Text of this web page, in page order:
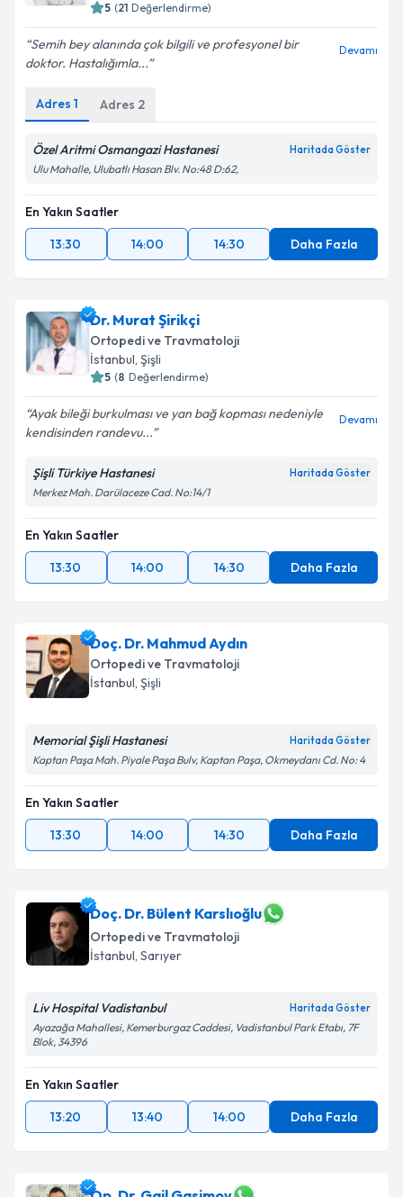
5 (21 Değerlendirme)
Semih bey alanında çok bilgili ve profesyonel bir
doktor. Hastalığımla...
Devamı
Adres 1 Adres 2
Özel Aritmi Osmangazi Hastanesi Haritada Göster
Ulu Mahalle, Ulubatlı Hasan Blv. No:48 D:62,
En Yakın Saatler
13:30
14:00 14:30 Daha Fazla
Dr. Murat Şirikçi
Ortopedi ve Travmatoloji
İstanbul, Şişli
5 (8 Değerlendirme)
Ayak bileği burkulması ve yan bağ kopması nedeniyle
kendisinden randevu...
Devamı
Şişli Türkiye Hastanesi Haritada Göster
Merkez Mah. Darülaceze Cad. No:14/1
En Yakın Saatler
13:30
14:00 14:30 Daha Fazla
Doç. Dr. Mahmud Aydın
Ortopedi ve Travmatoloji
İstanbul, Şişli
Memorial Şişli Hastanesi Haritada Göster
Kaptan Paşa Mah. Piyale Paşa Bulv, Kaptan Paşa, Okmeydanı Cd. No: 4
En Yakın Saatler
13:30
14:00 14:30 Daha Fazla
Doç. Dr. Bülent Karslıoğlu
Ortopedi ve Travmatoloji
İstanbul, Sarıyer
Liv Hospital Vadistanbul Haritada Göster
Ayazağa Mahallesi, Kemerburgaz Caddesi, Vadistanbul Park Etabı, 7F
Blok, 34396
En Yakın Saatler
13:20
13:40 14:00 Daha Fazla